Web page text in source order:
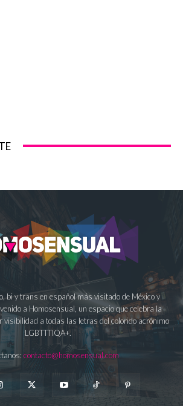
bi y trans en español más visitado de México y
a Homosensual, un espacio que celebra la
visibilidad a todas las letras del colorido acrónimo
LGBTTTIQA+.
contacto@homosensual.com